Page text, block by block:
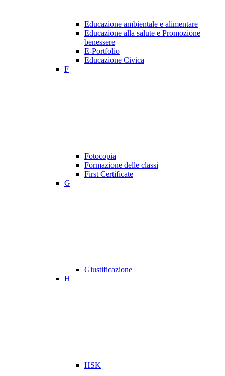
Educazione ambientale e alimentare
Educazione alla salute e Promozione
benessere
E-Portfolio
Educazione Civica
F
Fotocopia
Formazione delle classi
First Certificate
G
Giustificazione
H
HSK